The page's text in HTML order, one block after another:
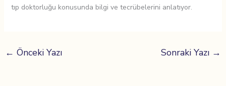
tıp doktorluğu konusunda bilgi ve tecrübelerini anlatıyor.
← Önceki Yazı Sonraki Yazı →